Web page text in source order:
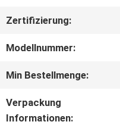
ÜBER
UNS
Zertifizierung:
Modellnummer:
Min Bestellmenge:
Verpackung
Informationen: